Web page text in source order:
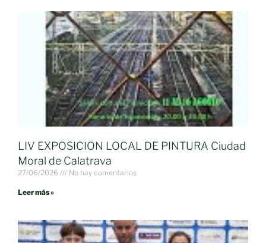
LIV EXPOSICION LOCAL DE PINTURA Ciudad
Moral de Calatrava
27/06/2026 No hay comentarios
Leer más »